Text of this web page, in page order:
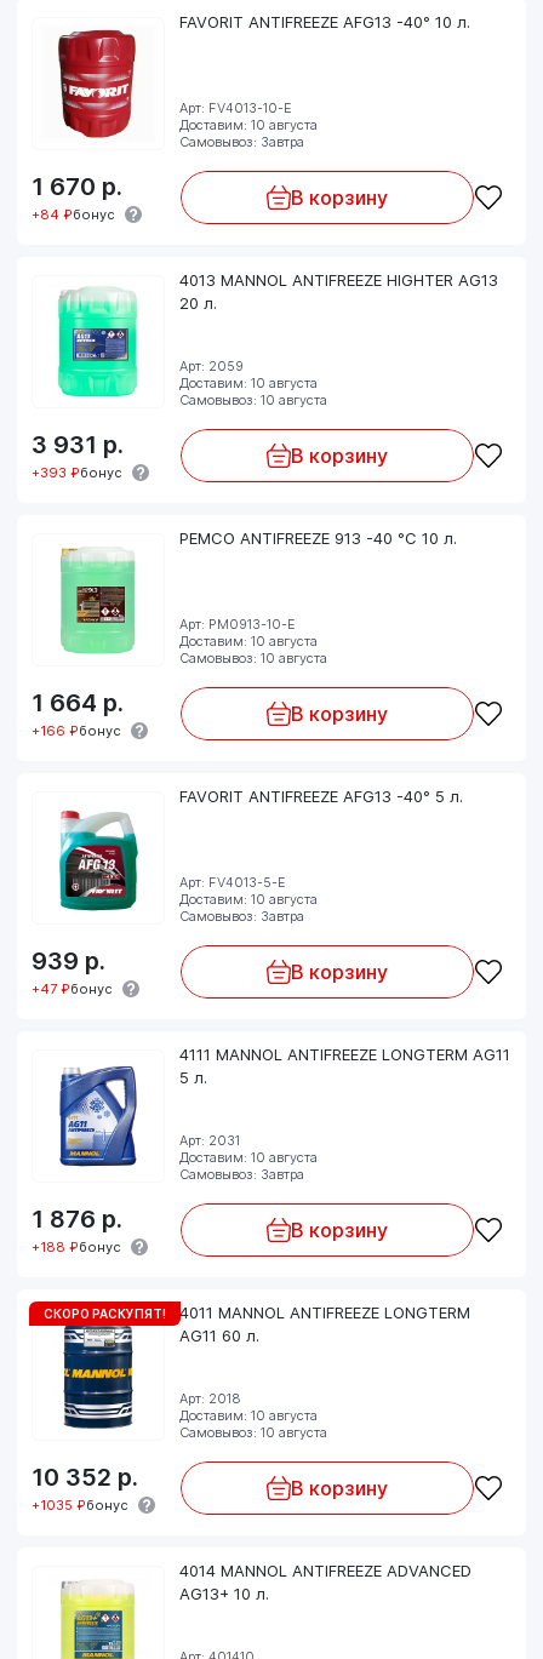
FAVORIT ANTIFREEZE AFG13 -40° 10 л.
Арт: FV4013-10-E
Доставим: 10 августа
Самовывоз: Завтра
1 670 р.
+84 ₽бонус
В корзину
4013 MANNOL ANTIFREEZE HIGHTER AG13
20 л.
Арт: 2059
Доставим: 10 августа
Самовывоз: 10 августа
3 931 р.
+393 ₽бонус
В корзину
PEMCO ANTIFREEZE 913 -40 °C 10 л.
Арт: PM0913-10-E
Доставим: 10 августа
Самовывоз: 10 августа
1 664 р.
+166 ₽бонус
В корзину
FAVORIT ANTIFREEZE AFG13 -40° 5 л.
Арт: FV4013-5-E
Доставим: 10 августа
Самовывоз: Завтра
939 р.
+47 ₽бонус
В корзину
4111 MANNOL ANTIFREEZE LONGTERM AG11
5 л.
Арт: 2031
Доставим: 10 августа
Самовывоз: Завтра
1 876 р.
+188 ₽бонус
В корзину
4011 MANNOL ANTIFREEZE LONGTERM
AG11 60 л.
Арт: 2018
Доставим: 10 августа
Самовывоз: 10 августа
10 352 р.
+1035 ₽бонус
В корзину
СКОРО РАСКУПЯТ!
4014 MANNOL ANTIFREEZE ADVANCED
AG13+ 10 л.